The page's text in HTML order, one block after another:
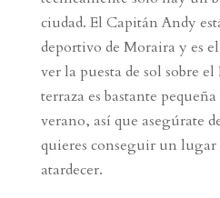
ciudad. El Capitán Andy
deportivo de Moraira y es
ver la puesta de sol sobre
terraza es bastante
verano, así que asegúrate
quieres conseguir un lugar
atardecer.